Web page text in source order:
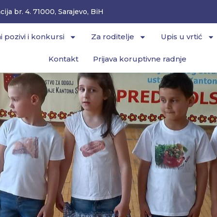
br. 4. 71000, Sarajevo, BiH
pozivi i konkursi Za roditelje Upis u vrtić
Kontakt Prijava koruptivne radnje